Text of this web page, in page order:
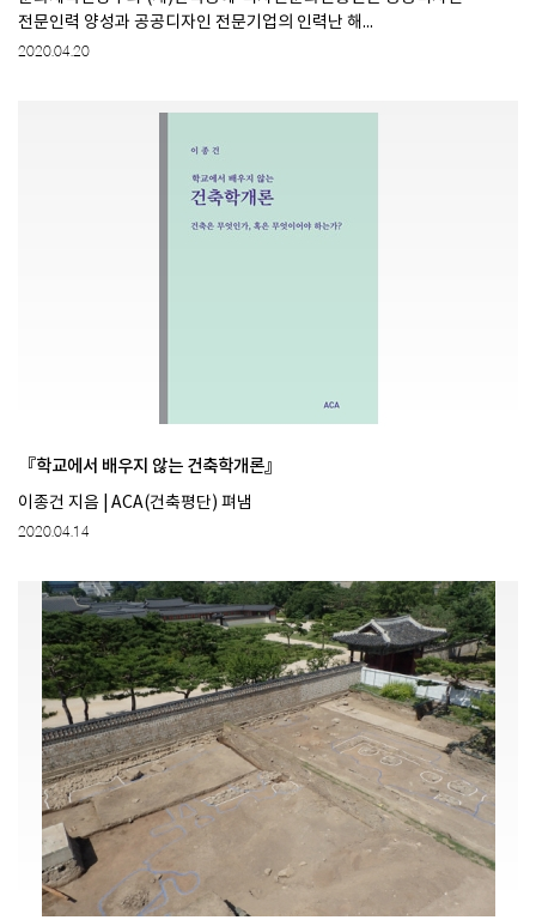
전문인력 양성과 공공디자인 전문기업의 인력난 해...
2020.04.20
『학교에서 배우지 않는 건축학개론』
이종건 지음 | ACA(건축평단) 펴냄
2020.04.14